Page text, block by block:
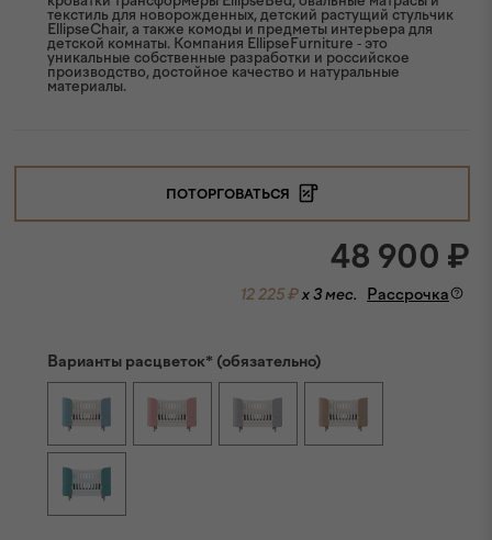
текстиль для новорожденных, детский растущий стульчик
EllipseChair, а также комоды и предметы интерьера для
детской комнаты. Компания EllipseFurniture - это
уникальные собственные разработки и российское
производство, достойное качество и натуральные
материалы.
ПОТОРГОВАТЬСЯ
48 900 ₽
12 225 ₽x 3 мес. Рассрочка
Варианты расцветок* (обязательно)